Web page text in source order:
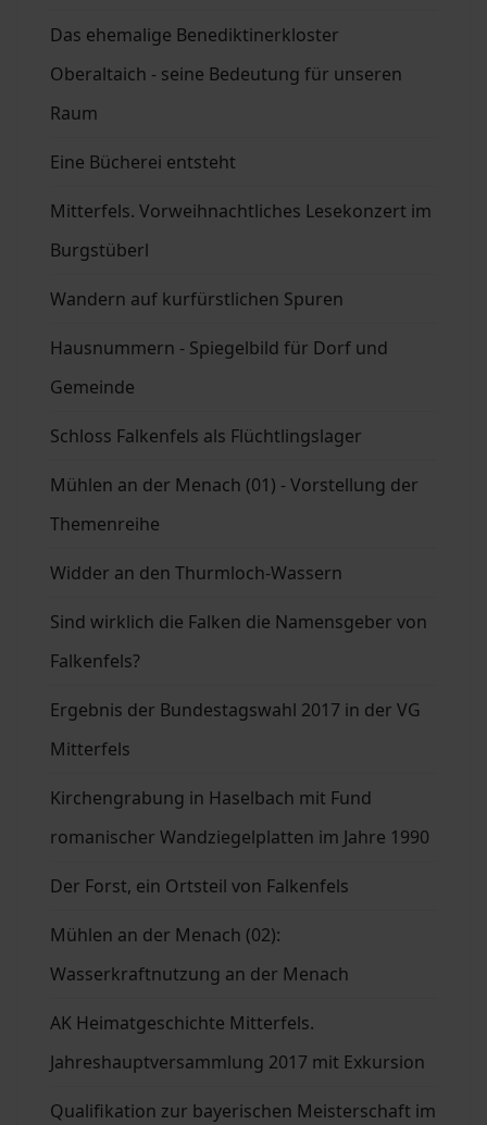
Das ehemalige Benediktinerkloster
Oberaltaich - seine Bedeutung für unseren
Raum
Eine Bücherei entsteht
Mitterfels. Vorweihnachtliches Lesekonzert im
Burgstüberl
Wandern auf kurfürstlichen Spuren
Hausnummern - Spiegelbild für Dorf und
Gemeinde
Schloss Falkenfels als Flüchtlingslager
Mühlen an der Menach (01) - Vorstellung der
Themenreihe
Widder an den Thurmloch-Wassern
Sind wirklich die Falken die Namensgeber von
Falkenfels?
Ergebnis der Bundestagswahl 2017 in der VG
Mitterfels
Kirchengrabung in Haselbach mit Fund
romanischer Wandziegelplatten im Jahre 1990
Der Forst, ein Ortsteil von Falkenfels
Mühlen an der Menach (02):
Wasserkraftnutzung an der Menach
AK Heimatgeschichte Mitterfels.
Jahreshauptversammlung 2017 mit Exkursion
Qualifikation zur bayerischen Meisterschaft im